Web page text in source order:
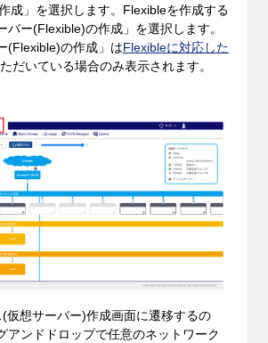
成」を選択します。Flexibleを作成する
バー(Flexible)の作成」を選択します。
(Flexible)の作成」はFlexibleに対応した
だいている場合のみ表示されます。
仮想サーバー)作成画面に遷移するの
ンドドロップで任意のネットワーク